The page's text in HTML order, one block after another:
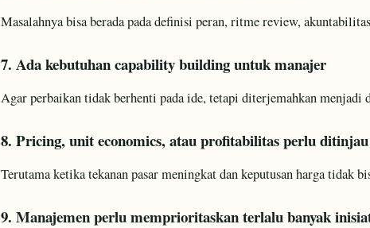
Masalahnya bisa berada pada definisi peran, ritme review,
7. Ada kebutuhan capability building untuk manajer
Agar perbaikan tidak berhenti pada ide, tetapi diterjemahkan
8. Pricing, unit economics, atau profitabilitas perlu ditinjau
Terutama ketika tekanan pasar meningkat dan keputusan harga tidak
9. Manajemen perlu memprioritaskan terlalu banyak